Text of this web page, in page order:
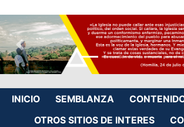
INICIO SEMBLANZA
OTROS SITIOS DE INTERES